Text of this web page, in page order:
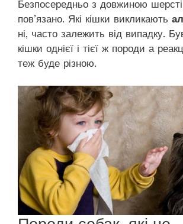
Безпосередньо з довжиною
пов’язано. Які кішки викликають
ні, часто залежить від випадку.
кішки однієї і тієї ж породи а
теж буде різною.